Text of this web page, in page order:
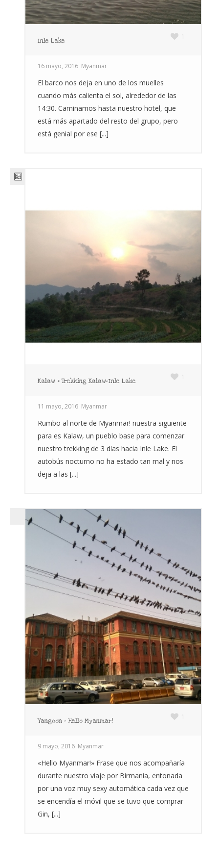
Inle Lake 1
16 mayo, 2016 Myanmar
El barco nos deja en uno de los muelles
cuando más calienta el sol, alrededor de las
14:30. Caminamos hasta nuestro hotel, que
está más apartado del resto del grupo, pero
está genial por ese [...]
Kalaw + Trekking Kalaw-Inle Lake 1
11 mayo, 2016 Myanmar
Rumbo al norte de Myanmar! nuestra siguiente
para es Kalaw, un pueblo base para comenzar
nuestro trekking de 3 días hacia Inle Lake. El
autobús nocturno no ha estado tan mal y nos
deja a las [...]
Yangoon – Hello Myanmar! 1
9 mayo, 2016 Myanmar
«Hello Myanmar!» Frase que nos acompañaría
durante nuestro viaje por Birmania, entonada
por una voz muy sexy automática cada vez que
se encendía el móvil que se tuvo que comprar
Gin, [...]